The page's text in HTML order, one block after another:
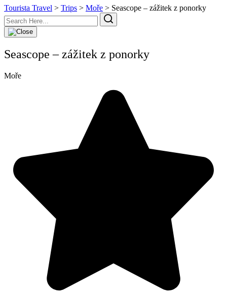
Tourista Travel > Trips > Moře > Seascope – zážitek z ponorky
Seascope – zážitek z ponorky
Moře